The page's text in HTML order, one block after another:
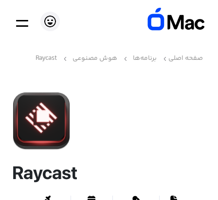
صفحه اصلی برنامه‌ها هوش مصنوعی Raycast
Raycast